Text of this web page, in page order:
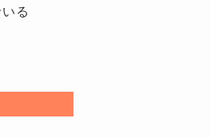
る